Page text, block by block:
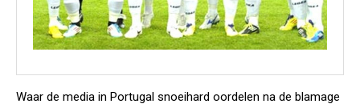
Waar de media in Portugal snoeihard oordelen na de blamage